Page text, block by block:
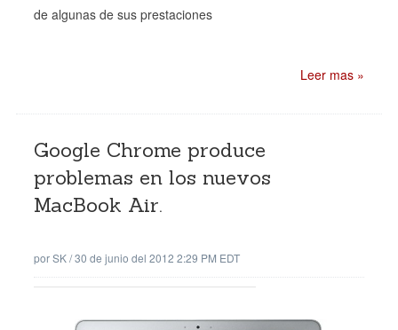
de algunas de sus prestaciones
Leer mas »
Google Chrome produce
problemas en los nuevos
MacBook Air.
porSK/30 de junio del 2012 2:29 PM EDT